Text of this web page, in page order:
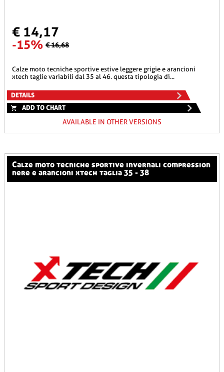
€ 14,17
-15% € 16,68
calze moto tecniche sportive estive leggere grigie e arancioni
xtech taglie variabili dal 35 al 46. questa tipologia di...
DETAILS
ADD TO CHART
AVAILABLE IN OTHER VERSIONS
calze moto tecniche sportive invernali compression
nere e arancioni xtech taglia 35 - 38